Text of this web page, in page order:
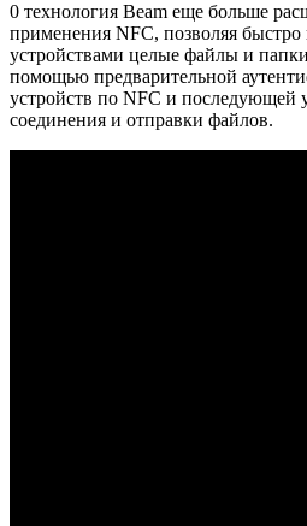
0 технология Beam еще больше
применения NFC, позволяя
устройствами целые файлы и
помощью предварительной
устройств по NFC и последующей
соединения и отправки файлов.